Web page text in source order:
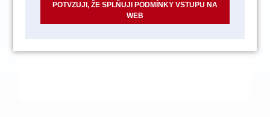
POTVZUJI, ŽE SPLŇUJI PODMÍNKY VSTUPU NA
WEB